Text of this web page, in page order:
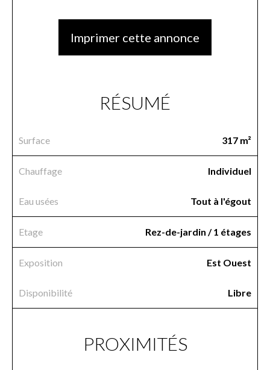
Imprimer cette annonce
RÉSUMÉ
Surface 317 m²
Chauffage Individuel
Eau usées Tout à l'égout
Etage Rez-de-jardin / 1 étages
Exposition Est Ouest
Disponibilité Libre
PROXIMITÉS